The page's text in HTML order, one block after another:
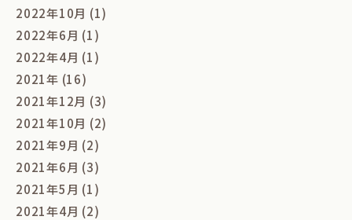
2022年10月 (1)
2022年6月 (1)
2022年4月 (1)
2021年 (16)
2021年12月 (3)
2021年10月 (2)
2021年9月 (2)
2021年6月 (3)
2021年5月 (1)
2021年4月 (2)